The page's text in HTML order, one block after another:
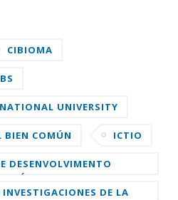
CIBIOMA
UNIVERSITY
BIEN COMÚN ICTIO
DESENVOLVIMENTO
DE LA